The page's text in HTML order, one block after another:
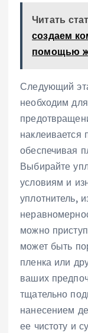
Читать
создаем
помощью
Следующий
необходим
наклеивается
обеспечивая
Выбирайте
условиям и
уплотнитель,
можно
может быть
пленка или
ваших
тщательно
нанесением
ее чистоту и